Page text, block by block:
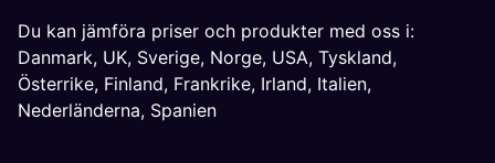
Du kan jämföra priser och produkter med oss i:
Danmark, UK, Sverige, Norge, USA, Tyskland,
Österrike, Finland, Frankrike, Irland, Italien,
Nederländerna, Spanien